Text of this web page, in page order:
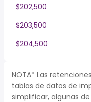
$202,500
$203,500
$204,500
NOTA* Las
tablas de datos de
simplificar, algunas